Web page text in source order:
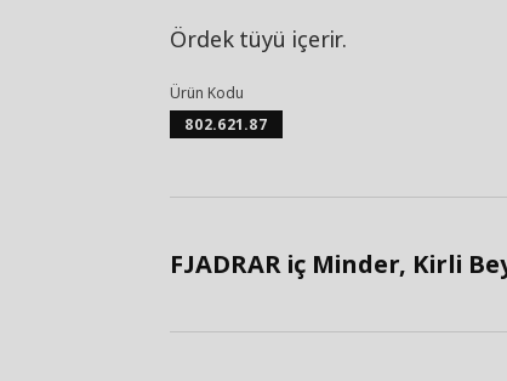
Ördek tüyü içerir.
Ürün Kodu
802.621.87
FJADRAR iç Minder, Kirli